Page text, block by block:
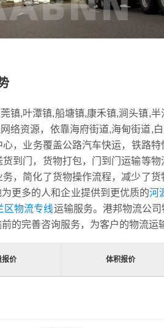
镇,叶潭镇,船塘镇,康禾镇,涧头镇,
络资源，依靠海府街道,海甸街道,
，业务覆盖公路汽车快运，铁路
到门，货物打包，门到门运输等
，简化了货物操作流程，减少了
更多的人和企业提供到更优质的河
区物流专线运输服务。港邦物流公
的完善咨询服务，为客户的物流运
报价 体积报价